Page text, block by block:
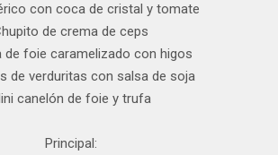
con coca de cristal y tomate
de crema de ceps
de foie caramelizado con higos
de verduritas con salsa de soja
canelón de foie y trufa
Principal: